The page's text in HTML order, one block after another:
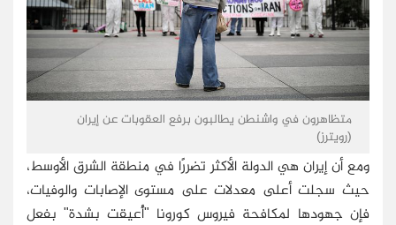
متظاهرون في واشنطن يطالبون برفع العقوبات عن إيران
(رويترز)
ومع أن إيران هي الدولة الأكثر تضررًا في منطقة الشرق الأوسط،
حيث سجلت أعلى معدلات على مستوى الإصابات والوفيات،
فإن جهودها لمكافحة فيروس كورونا "أُعيقت بشدة" بفعل